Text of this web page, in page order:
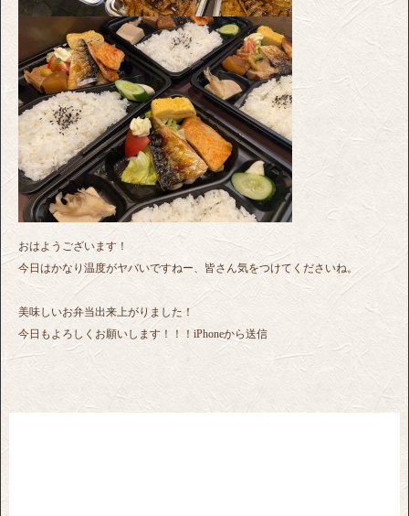
おはようございます！
今日はかなり温度がヤバいですねー、皆さん気をつけてくださいね。
美味しいお弁当出来上がりました！
今日もよろしくお願いします！！！iPhoneから送信